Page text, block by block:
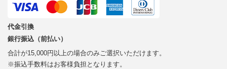
代金引換
銀行振込（前払い）
合計が15,000円以上の場合のみご選択いただけます。
※振込手数料はお客様負担となります。